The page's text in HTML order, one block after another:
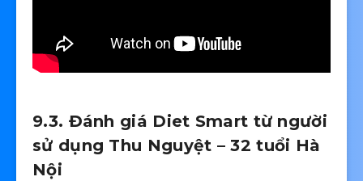
9.3. Đánh giá Diet Smart từ người
sử dụng Thu Nguyệt – 32 tuổi Hà
Nội